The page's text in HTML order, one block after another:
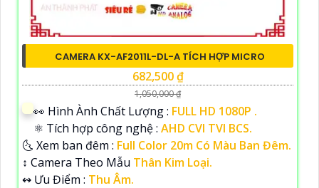
CAMERA KX-AF2011L-DL-A TÍCH HỢP MICRO
682,500 ₫
1,050,000 ₫
️👀 Hình Ành Chất Lượng : FULL HD 1080P .
⚛️ Tích hợp công nghệ : AHD CVI TVI BCS.
🌜 Xem ban đêm : Full Color 20m Có Màu Ban Đêm.
↕️ Camera Theo Mẫu Thân Kim Loại.
️↭ Ưu Điểm : Thu Âm.